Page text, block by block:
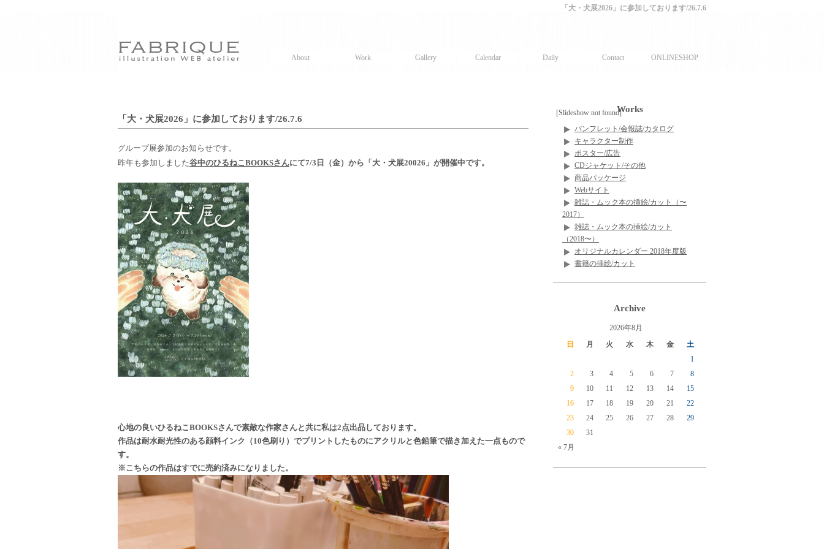
「大・犬展2026」に参加しております/26.7.6
About Work Gallery Calendar Daily Contact ONLINESHOP
「大・犬展2026」に参加しております/26.7.6
グループ展参加のお知らせです。
昨年も参加しました谷中のひるねこBOOKSさんにて7/3日（金）から「大・犬展20026」が開催中です。
心地の良いひるねこBOOKSさんで素敵な作家さんと共に私は2点出品しております。
作品は耐水耐光性のある顔料インク（10色刷り）でプリントしたものにアクリルと色鉛筆で描き加えた一点もので
す。
※こちらの作品はすでに売約済みになりました。
[Slideshow not found]Works
パンフレット/会報誌/カタログ
キャラクター制作
ポスター/広告
CDジャケット/その他
商品パッケージ
Webサイト
雑誌・ムック本の挿絵/カット（〜
2017）
雑誌・ムック本の挿絵/カット
（2018〜）
オリジナルカレンダー 2018年度版
書籍の挿絵/カット
Archive
2026年8月
日
月 火 水 木 金 土
« 7月
1
2
3 4 5 6 7
8
9
10 11 12 13 14
15
16
17 18 19 20 21
22
23
24 25 26 27 28
29
30
31